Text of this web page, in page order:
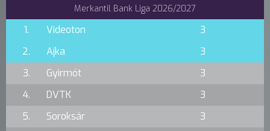
Merkantil Bank Liga 2026/2027
1. Videoton
3
2.
Ajka
3
3.
Gyirmót
3
4.
DVTK
3
5.
Soroksár
3